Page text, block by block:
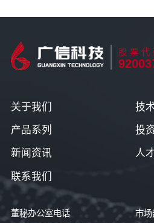
股票代
董秘办公室电话 市场
关于我们 技
产品系列 投
新闻资讯 人
联系我们